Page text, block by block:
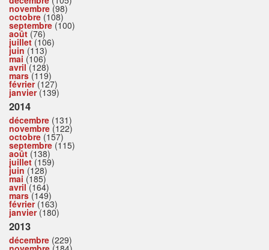
novembre (98)
octobre (108)
septembre (100)
août (76)
juillet(106)
juin (113)
mai (106)
avril(128)
mars(119)
février(127)
janvier(139)
2014
décembre (131)
novembre (122)
octobre (157)
septembre (115)
août (138)
juillet(159)
juin (128)
mai (185)
avril(164)
mars(149)
février(163)
janvier(180)
2013
décembre (229)